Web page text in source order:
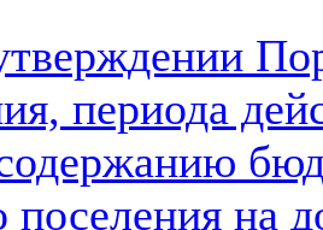
периода
поселения на